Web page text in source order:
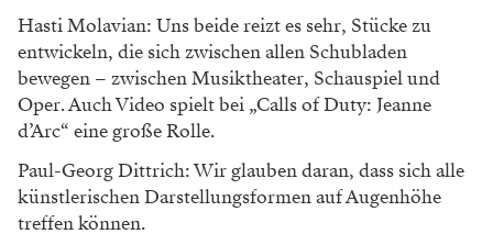
Hasti Molavian: Uns beide reizt es sehr, Stücke zu
entwickeln, die sich zwischen allen Schubladen
bewegen – zwischen Musiktheater, Schauspiel und
Oper. Auch Video spielt bei „Calls of Duty: Jeanne
d’Arc“ eine große Rolle.
Paul-Georg Dittrich: Wir glauben daran, dass sich alle
künstlerischen Darstellungsformen auf Augenhöhe
treffen können.